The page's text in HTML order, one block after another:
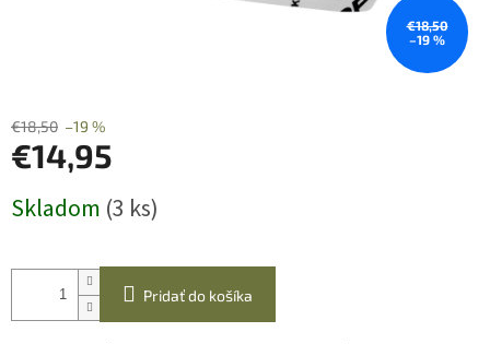
€18,50
–19 %
€18,50 –19 %
€14,95
cena:
Skladom (3 ks)
Pridať do košíka